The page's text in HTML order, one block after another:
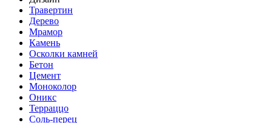
Травертин
Дерево
Мрамор
Камень
Осколки камней
Бетон
Цемент
Моноколор
Оникс
Терраццо
Соль-перец